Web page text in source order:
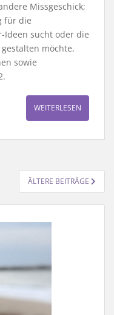
Missgeschick;
für die
Ideen sucht oder die
gestalten möchte,
sowie
WEITERLESEN
ÄLTERE BEITRÄGE